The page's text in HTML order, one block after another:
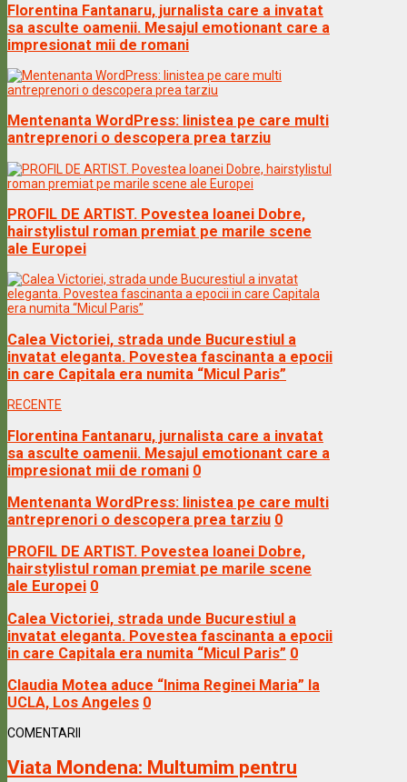
Florentina Fantanaru, jurnalista care a invatat
sa asculte oamenii. Mesajul emotionant care a
impresionat mii de romani
Mentenanta WordPress: linistea pe care multi
antreprenori o descopera prea tarziu
PROFIL DE ARTIST. Povestea Ioanei Dobre,
hairstylistul roman premiat pe marile scene
ale Europei
Calea Victoriei, strada unde Bucurestiul a
invatat eleganta. Povestea fascinanta a epocii
in care Capitala era numita “Micul Paris”
RECENTE
Florentina Fantanaru, jurnalista care a invatat
sa asculte oamenii. Mesajul emotionant care a
impresionat mii de romani 0
Mentenanta WordPress: linistea pe care multi
antreprenori o descopera prea tarziu 0
PROFIL DE ARTIST. Povestea Ioanei Dobre,
hairstylistul roman premiat pe marile scene
ale Europei 0
Calea Victoriei, strada unde Bucurestiul a
invatat eleganta. Povestea fascinanta a epocii
in care Capitala era numita “Micul Paris” 0
Claudia Motea aduce “Inima Reginei Maria” la
UCLA, Los Angeles 0
COMENTARII
Viata Mondena: Multumim pentru